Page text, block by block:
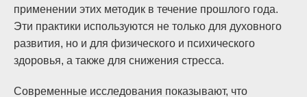
применении этих методик в течение прошлого года.
Эти практики используются не только для духовного
развития, но и для физического и психического
здоровья, а также для снижения стресса.
Современные исследования показывают, что